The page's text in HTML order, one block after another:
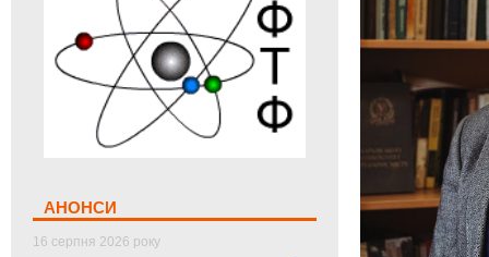
АНОНСИ
16 серпня 2026 року